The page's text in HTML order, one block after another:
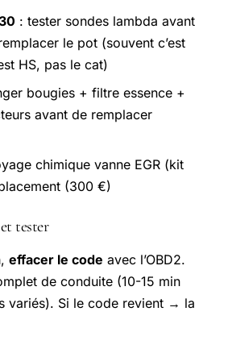
: tester sondes lambda avant
le pot (souvent c’est
HS, pas le cat)
bougies + filtre essence +
avant de remplacer
chimique vanne EGR (kit
(300 €)
tester
effacer le code avec l’OBD2.
de conduite (10-15 min
variés). Si le code revient → la